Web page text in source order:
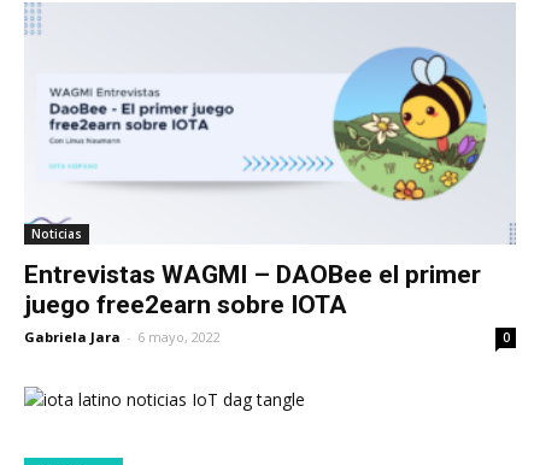
Noticias
Entrevistas WAGMI – DAOBee el primer
juego free2earn sobre IOTA
Gabriela Jara - 6 mayo, 2022 0